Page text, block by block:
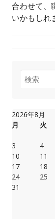
合わせて、
いかもしれ
検
索:
2026年8月
月
火
3
4
10
11
17
18
24
25
31